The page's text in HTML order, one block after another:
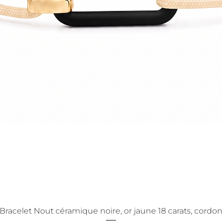
Bracelet Nout céramique noire, or jaune 18 carats, cordon